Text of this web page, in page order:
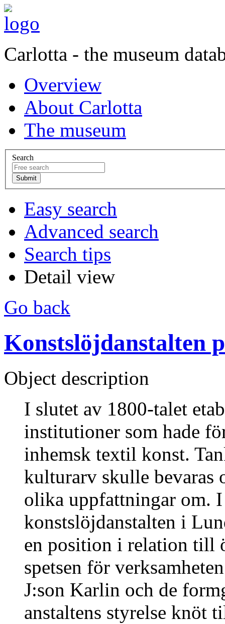
Carlotta - the museum
Overview
About Carlotta
The museum
Search
Easy search
Advanced search
Search tips
Detail view
Go back
Konstslöjdanstalten
Object description
I slutet av 1800-talet
institutioner som hade
inhemsk textil konst.
kulturarv skulle bevaras
olika uppfattningar om. I
konstslöjdanstalten i
en position i relation till
spetsen för
J:son Karlin och de
anstaltens styrelse knöt